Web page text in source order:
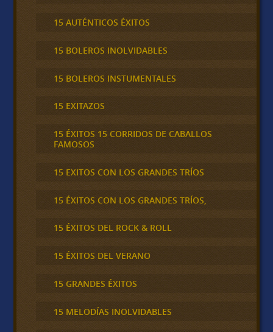
15 AUTÉNTICOS ÉXITOS
15 BOLEROS INOLVIDABLES
15 BOLEROS INSTUMENTALES
15 EXITAZOS
15 ÉXITOS 15 CORRIDOS DE CABALLOS
FAMOSOS
15 EXITOS CON LOS GRANDES TRÍOS
15 ÉXITOS CON LOS GRANDES TRÍOS,
15 ÉXITOS DEL ROCK & ROLL
15 ÉXITOS DEL VERANO
15 GRANDES ÉXITOS
15 MELODÍAS INOLVIDABLES